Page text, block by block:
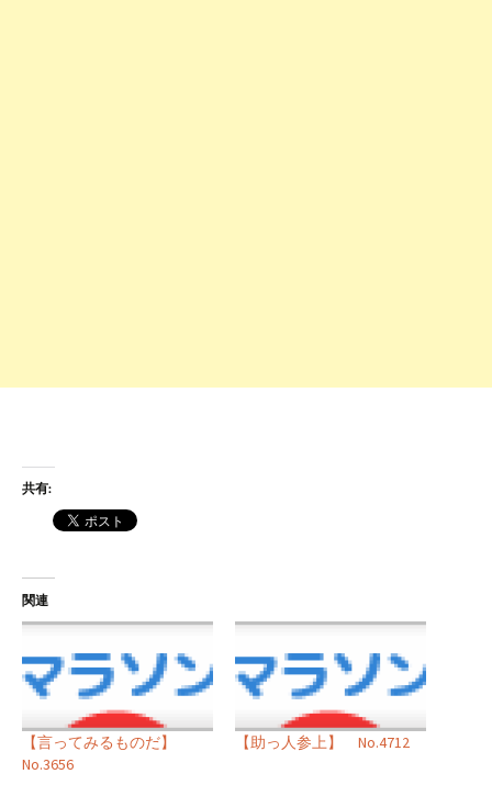
共有:
関連
【言ってみるものだ】
No.3656
【助っ人参上】 No.4712